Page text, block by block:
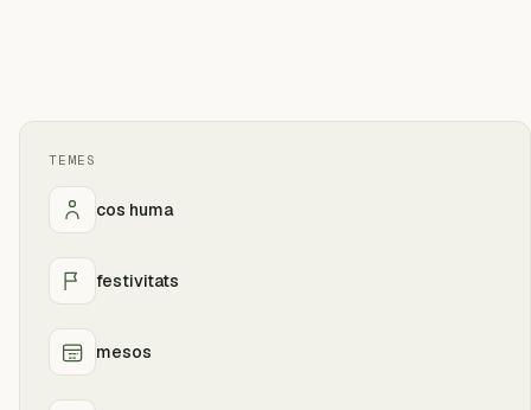
TEMES
cos huma
festivitats
mesos